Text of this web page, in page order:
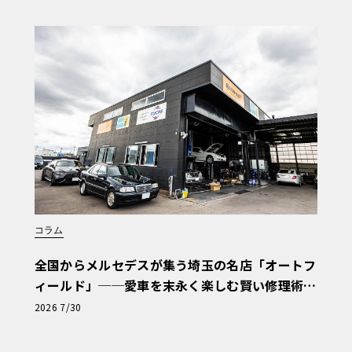
コラム
全国からメルセデスが集う埼玉の名店「オートフ
ィールド」──愛車を末永く楽しむ賢い修理術
と、プロがフックス製オイルを選ぶ理由〈PR〉
2026 7/30